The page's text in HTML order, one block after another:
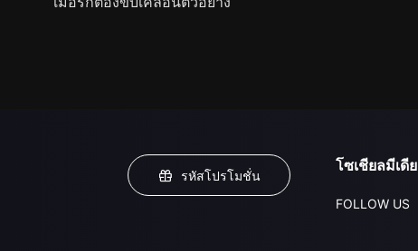
รหัสโปรโมชั่น
โซเชียลมีเดีย
FOLLOW US